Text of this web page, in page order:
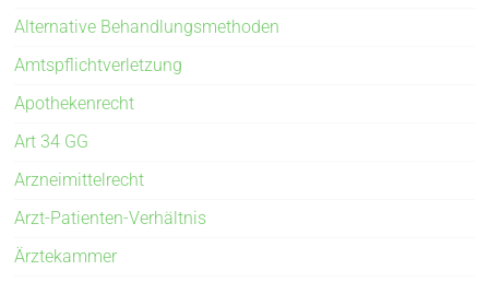
Alternative Behandlungsmethoden
Amtspflichtverletzung
Apothekenrecht
Art 34 GG
Arzneimittelrecht
Arzt-Patienten-Verhältnis
Ärztekammer